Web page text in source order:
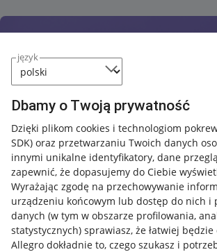
język
Dbamy o Twoją prywatność
Dzięki plikom cookies i technologiom
SDK) oraz przetwarzaniu Twoich danych
innymi unikalne identyfikatory, dane
zapewnić, że dopasujemy do Ciebie
Wyrażając zgodę na przechowywanie
urządzeniu końcowym lub dostęp do nich i
danych (w tym w obszarze profilowania,
statystycznych) sprawiasz, że łatwiej
Allegro dokładnie to, czego szukasz i